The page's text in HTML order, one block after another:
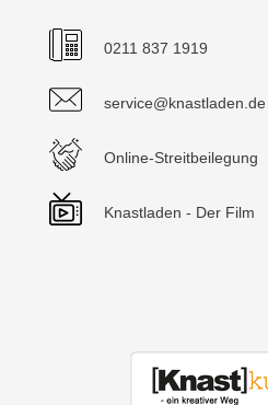
0211 837 1919
service@knastladen.de
Online-Streitbeilegung
Knastladen - Der Film